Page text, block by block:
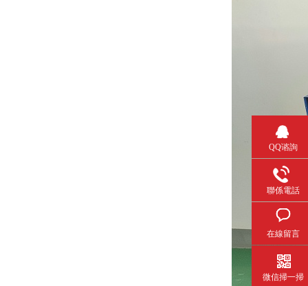
QQ谘詢
聯係電話
在線留言
微信掃一掃